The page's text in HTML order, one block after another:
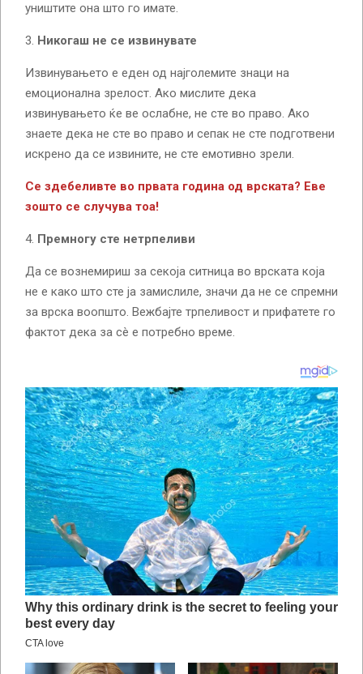
уништите она што го имате.
Никогаш не се извинувате
Извинувањето е еден од најголемите знаци на
емоционална зрелост. Ако мислите дека
извинувањето ќе ве ослабне, не сте во право. Ако
знаете дека не сте во право и сепак не сте подготвени
искрено да се извините, не сте емотивно зрели.
Се здебеливте во првата година од врската? Еве
зошто се случува тоа!
Премногу сте нетрпеливи
Да се ​​вознемириш за секоја ситница во врската која
не е како што сте ја замислиле, значи да не се спремни
за врска воопшто. Вежбајте трпеливост и прифатете го
фактот дека за сè е потребно време.